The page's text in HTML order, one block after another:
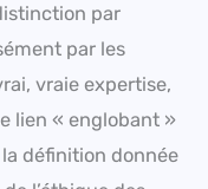
par
par les
vraie expertise,
lien « englobant »
définition donnée